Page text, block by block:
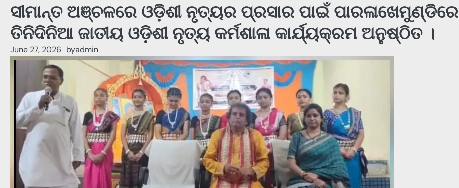
ସୀମାନ୍ତ ଅଞ୍ଚଳରେ ଓଡ଼ିଶୀ ନୃତ୍ୟର ପ୍ରସାର ପାଇଁ ପାରଳାଖେମୁଣ୍ଡିରେ
ତିନିଦିନିଆ ଜାତୀୟ ଓଡ଼ିଶୀ ନୃତ୍ୟ କର୍ମଶାଳା କାର୍ଯ୍ୟକ୍ରମ ଅନୁଷ୍ଠିତ ।
June 27, 2026 byadmin